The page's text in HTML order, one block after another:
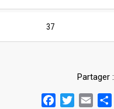
37
Partager :
FacebookTwitter